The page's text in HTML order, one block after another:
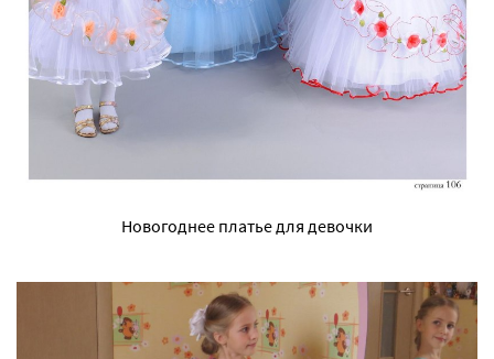
Новогоднее платье для девочки